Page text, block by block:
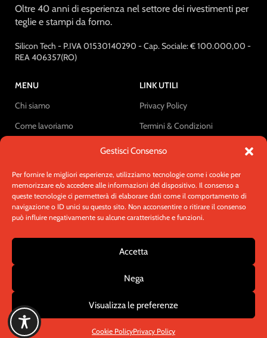
Gestisci Consenso
Per fornire le migliori esperienze, utilizziamo tecnologie come i cookie per
memorizzare e/o accedere alle informazioni del dispositivo. Il consenso a
queste tecnologie ci permetterà di elaborare dati come il comportamento di
navigazione o ID unici su questo sito. Non acconsentire o ritirare il consenso
può influire negativamente su alcune caratteristiche e funzioni.
Accetta
Nega
Visualizza le preferenze
Cookie PolicyPrivacy Policy
Oltre 40 anni di esperienza nel settore dei rivestimenti per
teglie e stampi da forno.
Silicon Tech - P.IVA 01530140290 - Cap. Sociale: € 100.000,00 -
REA 406357(RO)
MENU
Chi siamo
Come lavoriamo
LINK UTILI
Privacy Policy
Termini & Condizioni
Contatti
CONTATTI
Via Primo Maggio, 6 45010 Gavello (ROVIGO)
Telefono/Fax: 0425-1520002
© 2025 - Fooddycoat. Tutti i diritti riservati.